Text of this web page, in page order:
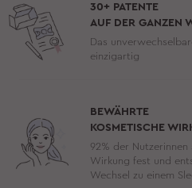
30+ PATENTE
AUF DER GANZEN
Das
einzigartig
BEWÄHRTE
KOSMETISCHE
92% der
Wirkung fest und
Wechsel zu einem